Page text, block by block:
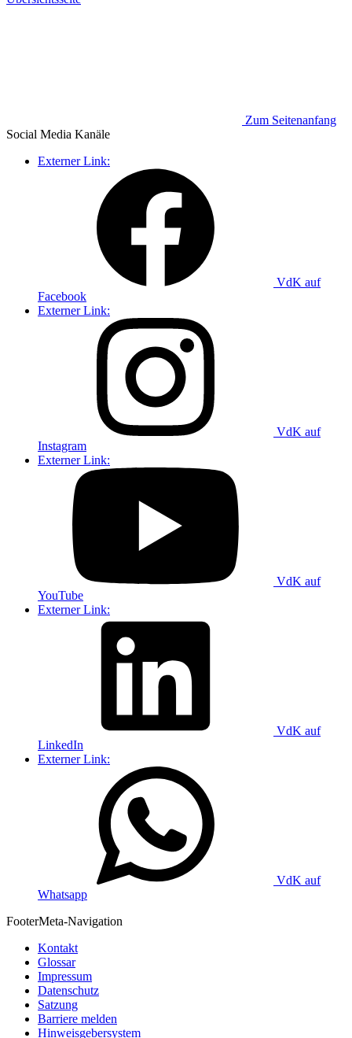
Zum Seitenanfang
Social Media Kanäle
Externer Link:
VdK auf
Facebook
Externer Link:
VdK auf
Instagram
Externer Link:
VdK auf
YouTube
Externer Link:
VdK auf
LinkedIn
Externer Link:
VdK auf
Whatsapp
FooterMeta-Navigation
Kontakt
Glossar
Impressum
Datenschutz
Satzung
Barriere melden
Hinweisgebersystem